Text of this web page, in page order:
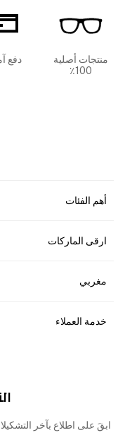
منتجات أصلية
100٪
دفع
أهم الفئات
ارقى الماركات
مغربي
خدمة العملاء
ابقَ على اطلاع بآخر